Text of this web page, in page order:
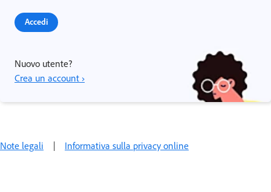
Accedi
Nuovo utente?
Crea un account ›
Note legali | Informativa sulla privacy online